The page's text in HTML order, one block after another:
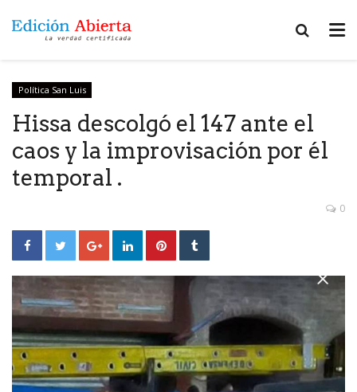
Política San Luis
Hissa descolgó el 147 ante el
caos y la improvisación por él
temporal .
0